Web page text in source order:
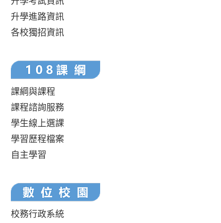
升學進路資訊
各校獨招資訊
課綱與課程
課程諮詢服務
學生線上選課
學習歷程檔案
自主學習
校務行政系統